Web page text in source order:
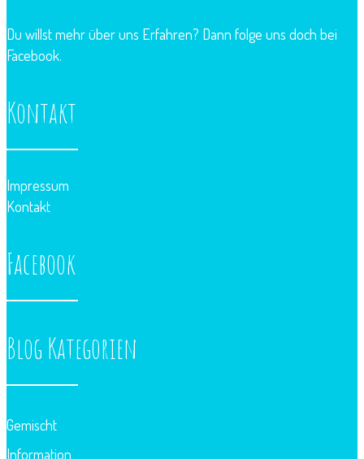
Du willst mehr über uns Erfahren? Dann folge uns doch bei
Facebook.
Kontakt
Impressum
Kontakt
Facebook
Blog Kategorien
Gemischt
Information